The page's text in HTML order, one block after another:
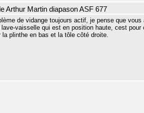
Arthur Martin diapason ASF 677
de vidange toujours actif, je pense que
vaisselle qui est en position haute, cest
plinthe en bas et la tôle côté droite.